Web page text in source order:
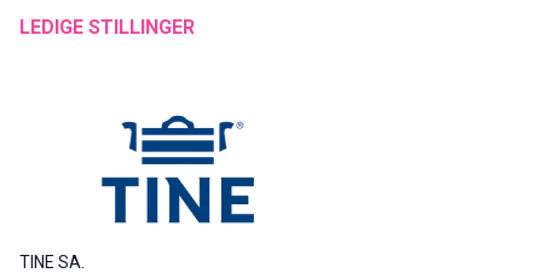
LEDIGE STILLINGER
TINE SA.